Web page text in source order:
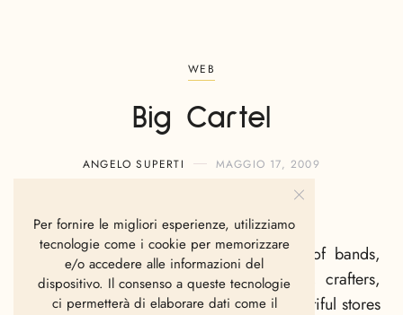
WEB
Big Cartel
ANGELO SUPERTI MAGGIO 17, 2009
Big Cartelmade it easy for thousands of bands,
record labels, clothing designers, artists, crafters,
and independent businesses to make beautiful stores
Per fornire le migliori esperienze, utilizziamo
tecnologie come i cookie per memorizzare
e/o accedere alle informazioni del
dispositivo. Il consenso a queste tecnologie
ci permetterà di elaborare dati come il